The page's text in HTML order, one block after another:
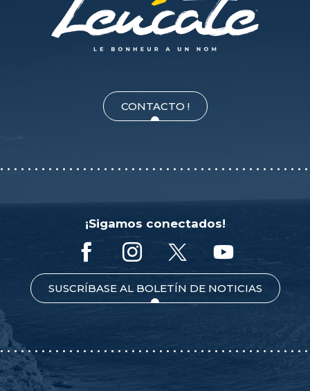
CONTACTO !
¡Sigamos conectados!
SUSCRÍBASE AL BOLETÍN DE NOTICIAS